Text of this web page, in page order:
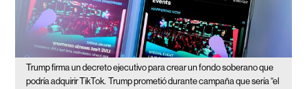
Trump firma un decreto ejecutivo para crear un fondo soberano que
podría adquirir TikTok. Trump prometió durante campaña que sería “el